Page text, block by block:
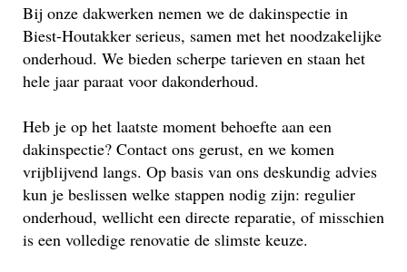
Bij onze dakwerken nemen we de dakinspectie in
Biest-Houtakker serieus, samen met het noodzakelijke
onderhoud. We bieden scherpe tarieven en staan het
hele jaar paraat voor dakonderhoud.
Heb je op het laatste moment behoefte aan een
dakinspectie? Contact ons gerust, en we komen
vrijblijvend langs. Op basis van ons deskundig advies
kun je beslissen welke stappen nodig zijn: regulier
onderhoud, wellicht een directe reparatie, of misschien
is een volledige renovatie de slimste keuze.